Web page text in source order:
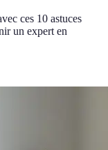
ces 10 astuces
un expert en